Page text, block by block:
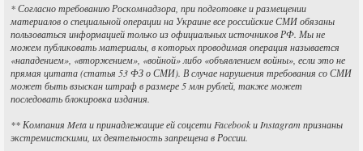
* Согласно требованию Роскомнадзора, при подготовке и размещении
материалов о специальной операции на Украине все российские СМИ обязаны
пользоваться информацией только из официальных источников РФ. Мы не
можем публиковать материалы, в которых проводимая операция называется
«нападением», «вторжением», «войной» либо «объявлением войны», если это не
прямая цитата (статья 53 ФЗ о СМИ). В случае нарушения требования со СМИ
может быть взыскан штраф в размере 5 млн рублей, также может
последовать блокировка издания.
** Компания Meta и принадлежащие ей соцсети Facebook и Instagram признаны
экстремистскими, их деятельность запрещена в России.